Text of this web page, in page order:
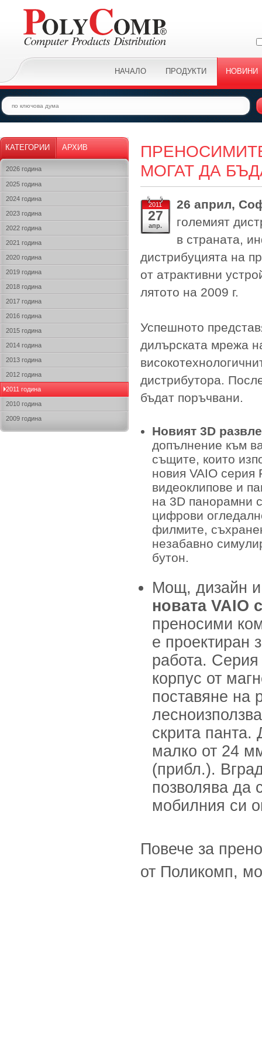
НАЧАЛО ПРОДУКТИ НОВИНИ
КАТЕГОРИИ АРХИВ
2026 година
2025 година
2024 година
2023 година
2022 година
2021 година
2020 година
2019 година
2018 година
2017 година
2016 година
2015 година
2014 година
2013 година
2012 година
2011 година
2010 година
2009 година
МОГАТ ДА
2011
27
апр.
26 април,
големият
в страната,
дистрибуцията на
от атрактивни
лятото на 2009 г.
Успешното
дилърската мрежа
дистрибутора.
бъдат поръчвани.
Новият 3D
допълнение към
същите, които
новия VAIO
видеоклипове и
на 3D панорамни
цифрови
филмите,
незабавно
бутон.
Мощ, дизайн и
новата VAIO
преносими
е проектиран
работа. Серия
корпус от
поставяне на
скрита
малко от 24
(прибл.).
позволява да
мобилния си
Повече за
от Поликомп,